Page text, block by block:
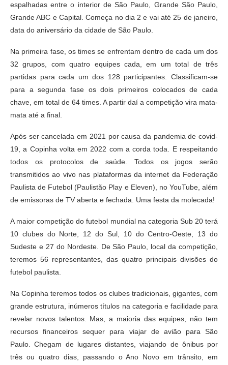
espalhadas entre o interior de São Paulo, Grande São Paulo,
Grande ABC e Capital. Começa no dia 2 e vai até 25 de janeiro,
data do aniversário da cidade de São Paulo.
Na primeira fase, os times se enfrentam dentro de cada um dos
32 grupos, com quatro equipes cada, em um total de três
partidas para cada um dos 128 participantes. Classificam-se
para a segunda fase os dois primeiros colocados de cada
chave, em total de 64 times. A partir daí a competição vira mata-
mata até a final.
Após ser cancelada em 2021 por causa da pandemia de covid-
19, a Copinha volta em 2022 com a corda toda. E respeitando
todos os protocolos de saúde. Todos os jogos serão
transmitidos ao vivo nas plataformas da internet da Federação
Paulista de Futebol (Paulistão Play e Eleven), no YouTube, além
de emissoras de TV aberta e fechada. Uma festa da molecada!
A maior competição do futebol mundial na categoria Sub 20 terá
10 clubes do Norte, 12 do Sul, 10 do Centro-Oeste, 13 do
Sudeste e 27 do Nordeste. De São Paulo, local da competição,
teremos 56 representantes, das quatro principais divisões do
futebol paulista.
Na Copinha teremos todos os clubes tradicionais, gigantes, com
grande estrutura, inúmeros títulos na categoria e facilidade para
revelar novos talentos. Mas, a maioria das equipes, não tem
recursos financeiros sequer para viajar de avião para São
Paulo. Chegam de lugares distantes, viajando de ônibus por
três ou quatro dias, passando o Ano Novo em trânsito, em